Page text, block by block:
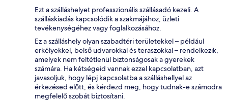
Ezt a szálláshelyet professzionális szállásadó kezeli. A
szálláskiadás kapcsolódik a szakmájához, üzleti
tevékenységéhez vagy foglalkozásához.
Ez a szálláshely olyan szabadtéri területekkel – például
erkélyekkel, belső udvarokkal és teraszokkal – rendelkezik,
amelyek nem feltétlenül biztonságosak a gyerekek
számára. Ha kétségeid vannak ezzel kapcsolatban, azt
javasoljuk, hogy lépj kapcsolatba a szálláshellyel az
érkezésed előtt, és kérdezd meg, hogy tudnak-e számodra
megfelelő szobát biztosítani.